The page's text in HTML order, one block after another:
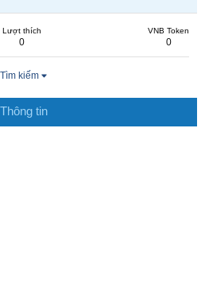
Lượt thích
0
VNB Token
0
Tìm kiếm
Thông tin